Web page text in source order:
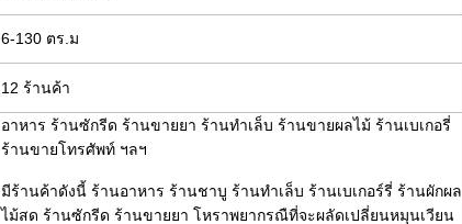
6-130 ตร.ม
12 ร้านค้า
อาหาร ร้านซักรีด ร้านขายยา ร้านทำเล็บ ร้านขายผลไม้ ร้านเบเกอรี่
ร้านขายโทรศัพท์ ฯลฯ
มีร้านค้าดังนี้ ร้านอาหาร ร้านชาบู ร้านทำเล็บ ร้านเบเกอร์รี่ ร้านผักผล
ไม้สด ร้านซักรีด ร้านขายยา โหราพยากรณืที่จะผลัดเปลี่ยนหมุนเวียน